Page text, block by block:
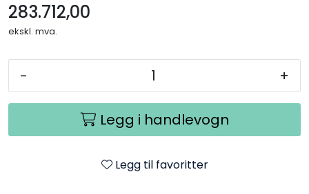
283.712,00
ekskl. mva.
- +
Legg i handlevogn
Legg til favoritter
Kampanjer
Outlet